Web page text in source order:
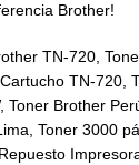
Brother!
TN-720,
TN-720,
Toner Brother
Toner 3000